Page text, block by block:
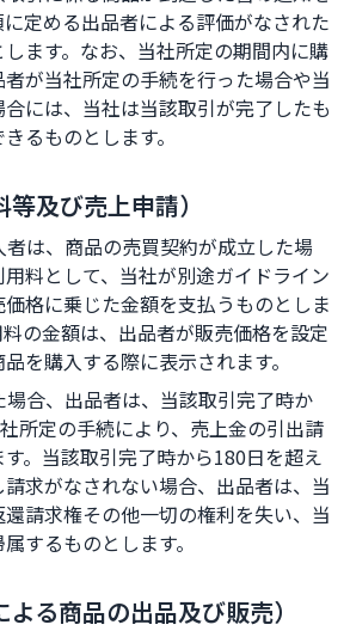
定める出品者による評価がなされた
ます。なお、当社所定の期間内に購
が当社所定の手続を行った場合や当
には、当社は当該取引が完了したも
るものとします。
及び売上申請）
は、商品の売買契約が成立した場
料として、当社が別途ガイドライン
格に乗じた金額を支払うものとしま
の金額は、出品者が販売価格を設定
を購入する際に表示されます。
合、出品者は、当該取引完了時か
所定の手続により、売上金の引出請
。当該取引完了時から180日を超え
求がなされない場合、出品者は、当
請求権その他一切の権利を失い、当
するものとします。
る商品の出品及び販売）